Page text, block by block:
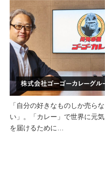
「自分の好きなものしか売らな
い」。「カレー」で世界に元気
を届けるために…